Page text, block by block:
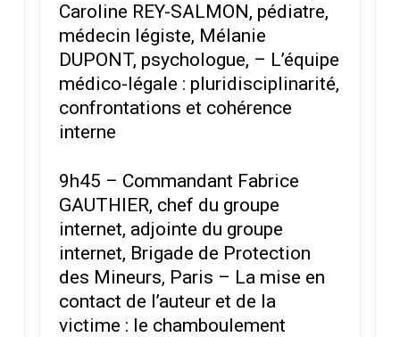
Caroline REY-SALMON, pédiatre,
médecin légiste, Mélanie
DUPONT, psychologue, – L’équipe
médico-légale : pluridisciplinarité,
confrontations et cohérence
interne
9h45 – Commandant Fabrice
GAUTHIER, chef du groupe
internet, adjointe du groupe
internet, Brigade de Protection
des Mineurs, Paris – La mise en
contact de l’auteur et de la
victime : le chamboulement